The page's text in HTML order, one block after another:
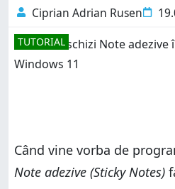
Ciprian Adrian Rusen
TUTORIAL
Când vine vorba de
Note adezive (Sticky Notes)